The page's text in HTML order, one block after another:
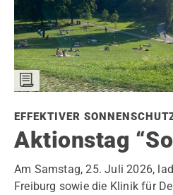
EFFEKTIVER
Aktionstag
Am Samstag, 25. Juli 2026,
Freiburg sowie die Klinik für